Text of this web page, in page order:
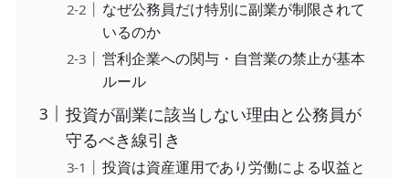
なぜ公務員だけ特別に副業が制限されて
いるのか
営利企業への関与・自営業の禁止が基本
ルール
投資が副業に該当しない理由と公務員が
守るべき線引き
投資は資産運用であり労働による収益と